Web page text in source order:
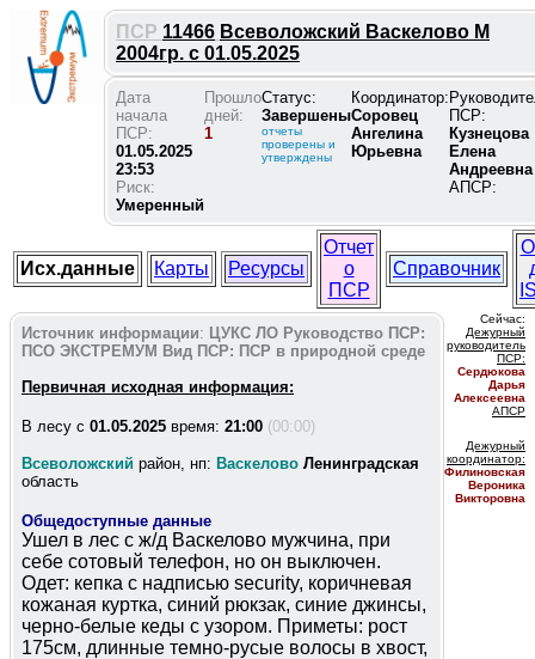
ПСР 11466 Всеволожский Васкелово М
2004гр. с 01.05.2025
Дата
начала
ПСР:
01.05.2025
23:53
Риск:
Умеренный
Прошло
дней:
1
Статус:
Завершены
отчеты
проверены и
утверждены
Координатор:
Соровец
Ангелина
Юрьевна
ПСР:
Кузнецова
Елена
Андреевна
АПСР:
Исх.данные Карты Ресурсы
Отчет
о
ПСР
Справочник
Источник информации: ЦУКС ЛО Руководство ПСР:
ПСО ЭКСТРЕМУМ Вид ПСР: ПСР в природной среде
Первичная исходная информация:
В лесу c 01.05.2025 время: 21:00 (00:00)
Всеволожский район, нп: Васкелово Ленинградская
область
Общедоступные данные
Ушел в лес с ж/д Васкелово мужчина, при
себе сотовый телефон, но он выключен.
Одет: кепка с надписью security, коричневая
кожаная куртка, синий рюкзак, синие джинсы,
черно-белые кеды с узором. Приметы: рост
175см, длинные темно-русые волосы в хвост,
Сейчас:
Дежурный
руководитель
ПСР:
Сердюкова
Дарья
Алексеевна
АПСР
Дежурный
координатор:
Филиновская
Вероника
Викторовна